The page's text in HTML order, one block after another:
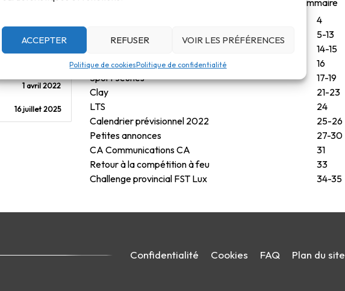
ACCEPTER REFUSER VOIR LES PRÉFÉRENCES
Politique de cookiesPolitique de confidentialité
2.48 MB
1 avril 2022
16 juillet 2025
Sommaire
4
AG Rapports année 2021
5-13
14-15
AG du 20 mars 2022
16
Sport Jeunes
17-19
Clay
21-23
LTS
24
Calendrier prévisionnel 2022
25-26
Petites annonces
27-30
CA Communications CA
31
Retour à la compétition à feu
33
Challenge provincial FST Lux
34-35
Confidentialité Cookies FAQ Plan du site